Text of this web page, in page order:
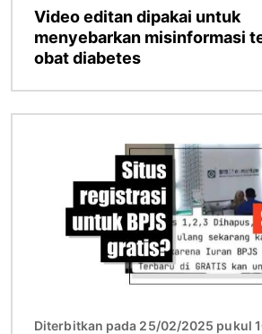
Video editan dipakai untuk
menyebarkan misinformasi
obat diabetes
Diterbitkan pada 25/02/2025 pukul